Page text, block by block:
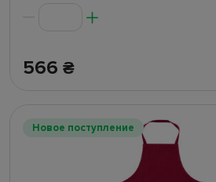
566 ₴
Новое поступление